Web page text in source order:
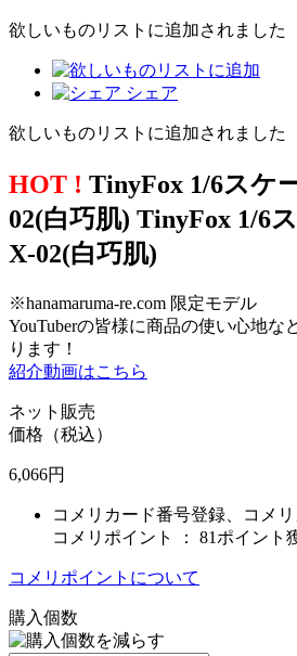
欲しいものリストに追加されました
シェア
欲しいものリストに追加されました
HOT ! TinyFox 1/6スケ
02(白巧肌) TinyFox 1/6
X-02(白巧肌)
※hanamaruma-re.com 限定モデル
YouTuberの皆様に商品の使い心地な
ります！
紹介動画はこちら
ネット販売
価格（税込）
6,066円
コメリカード番号登録、コメ
コメリポイント ： 81ポイント
コメリポイントについて
購入個数